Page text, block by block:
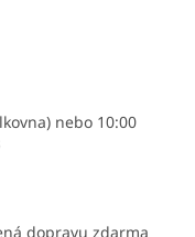
nebo 10:00
dopravu zdarma